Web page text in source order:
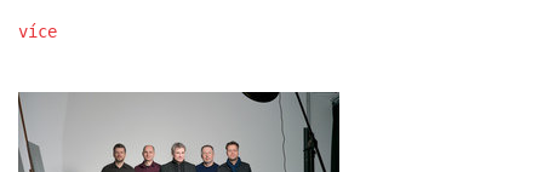
více